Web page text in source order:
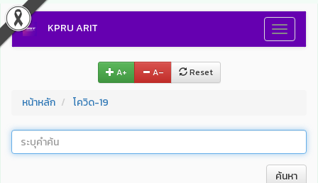
Toggle
KPRU ARIT
A+ A– Reset
หน้าหลัก โควิด-19
ค้นหา